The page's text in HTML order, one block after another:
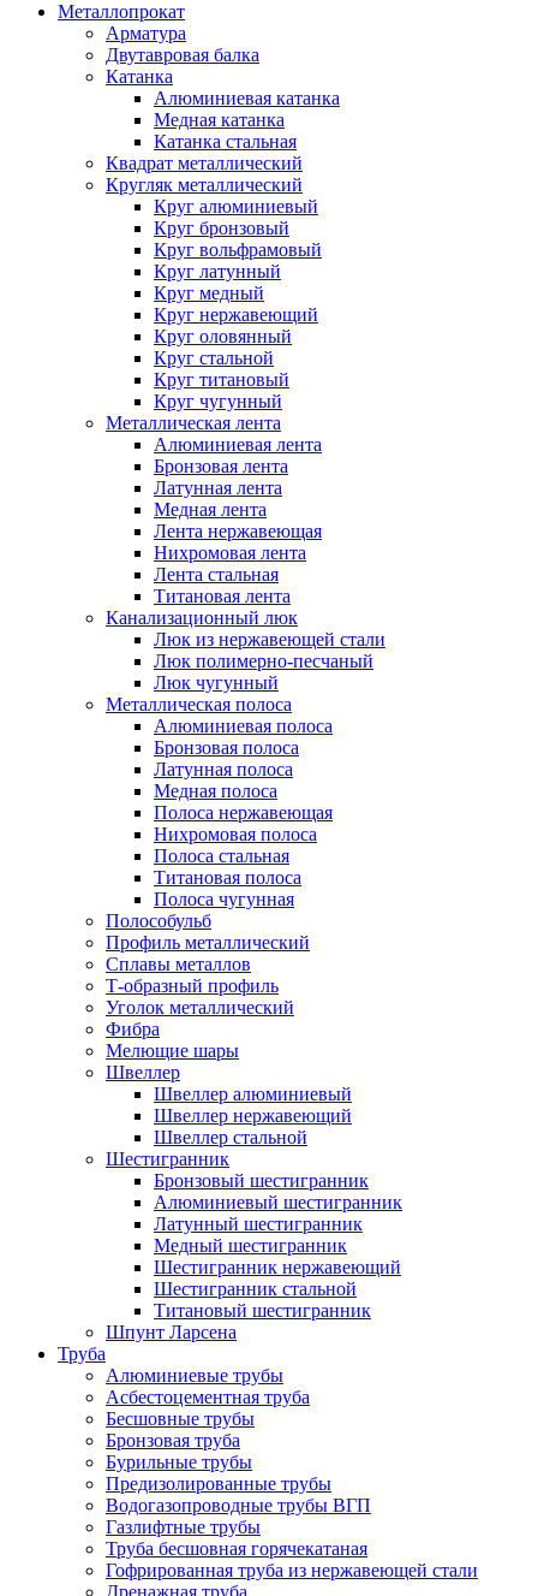
Металлопрокат
Арматура
Двутавровая балка
Катанка
Алюминиевая катанка
Медная катанка
Катанка стальная
Квадрат металлический
Кругляк металлический
Круг алюминиевый
Круг бронзовый
Круг вольфрамовый
Круг латунный
Круг медный
Круг нержавеющий
Круг оловянный
Круг стальной
Круг титановый
Круг чугунный
Металлическая лента
Алюминиевая лента
Бронзовая лента
Латунная лента
Медная лента
Лента нержавеющая
Нихромовая лента
Лента стальная
Титановая лента
Канализационный люк
Люк из нержавеющей стали
Люк полимерно-песчаный
Люк чугунный
Металлическая полоса
Алюминиевая полоса
Бронзовая полоса
Латунная полоса
Медная полоса
Полоса нержавеющая
Нихромовая полоса
Полоса стальная
Титановая полоса
Полоса чугунная
Полособульб
Профиль металлический
Сплавы металлов
Т-образный профиль
Уголок металлический
Фибра
Мелющие шары
Швеллер
Швеллер алюминиевый
Швеллер нержавеющий
Швеллер стальной
Шестигранник
Бронзовый шестигранник
Алюминиевый шестигранник
Латунный шестигранник
Медный шестигранник
Шестигранник нержавеющий
Шестигранник стальной
Титановый шестигранник
Шпунт Ларсена
Труба
Алюминиевые трубы
Асбестоцементная труба
Бесшовные трубы
Бронзовая труба
Бурильные трубы
Предизолированные трубы
Водогазопроводные трубы ВГП
Газлифтные трубы
Труба бесшовная горячекатаная
Гофрированная труба из нержавеющей стали
Дренажная труба